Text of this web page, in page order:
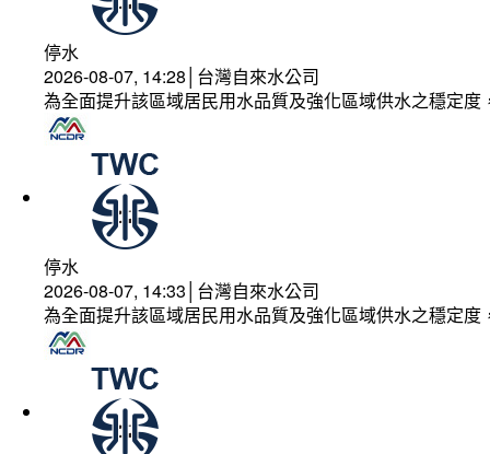
停水
2026-08-07, 14:28│台灣自來水公司
為全面提升該區域居民用水品質及強化區域供水之穩定
停水
2026-08-07, 14:33│台灣自來水公司
為全面提升該區域居民用水品質及強化區域供水之穩定